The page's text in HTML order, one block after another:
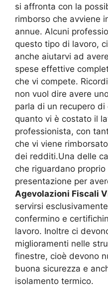
si affronta con la
rimborso che avviene
annue. Alcuni
questo tipo di lavoro,
anche aiutarvi ad
spese effettive
che vi compete.
non vuol dire avere
parla di un recupero
quanto vi è costato il
professionista, con
che vi viene
dei redditi.Una delle
che riguardano
presentazione per
Agevolazioni Fiscali
servirsi
confermino e
lavoro. Inoltre ci
miglioramenti nelle
finestre, cioè devono
buona sicurezza e
isolamento termico.